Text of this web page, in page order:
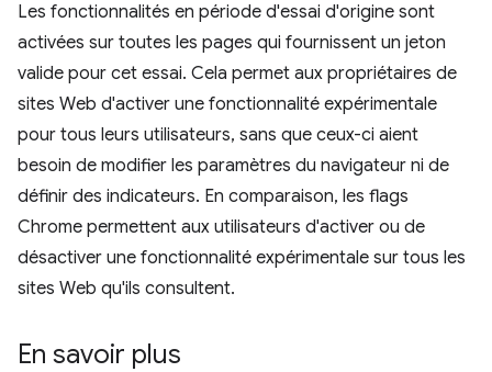
Les fonctionnalités en période d'essai d'origine sont
activées sur toutes les pages qui fournissent un jeton
valide pour cet essai. Cela permet aux propriétaires de
sites Web d'activer une fonctionnalité expérimentale
pour tous leurs utilisateurs, sans que ceux-ci aient
besoin de modifier les paramètres du navigateur ni de
définir des indicateurs. En comparaison, les flags
Chrome permettent aux utilisateurs d'activer ou de
désactiver une fonctionnalité expérimentale sur tous les
sites Web qu'ils consultent.
En savoir plus